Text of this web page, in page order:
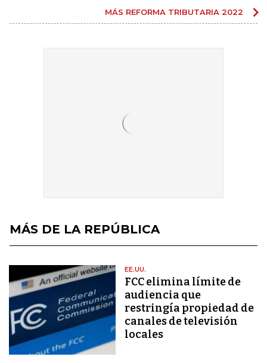
MÁS REFORMA TRIBUTARIA 2022
MÁS DE LA REPÚBLICA
EE.UU.
FCC elimina límite de
audiencia que
restringía propiedad de
canales de televisión
locales